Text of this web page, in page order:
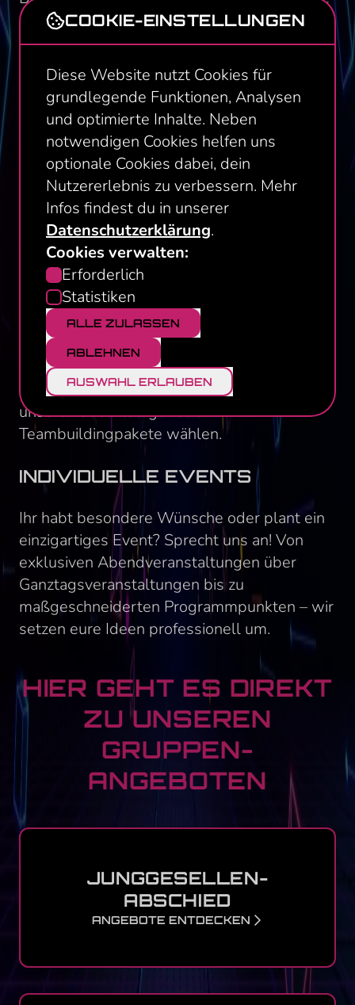
wetterunabhängige Location mit vielseitigen
Aktivitäten unter einem Dach.
GEBURTSTAG FÜR
ERWACHSENE
Unsere Pakete für Junggesellenabschiede
eignen sich auch hervorragend für euren
nächsten Geburtstag in Braunschweig. Darin
ist alles enthalten, um den Tag perfekt zu
machen.
VEREINE & GRUPPEN
Egal ob Sportverein, Jugendgruppe oder
Freundeskreis – bei uns findet jede Gruppe
das passende Erlebnis. Wenn ihr ein Paket
buchen möchtet, könnt ihr gerne eines
unserer Geburtstags- oder
Teambuildingpakete wählen.
INDIVIDUELLE EVENTS
Ihr habt besondere Wünsche oder plant ein
einzigartiges Event? Sprecht uns an! Von
exklusiven Abendveranstaltungen über
Ganztagsveranstaltungen bis zu
maßgeschneiderten Programmpunkten – wir
setzen eure Ideen professionell um.
HIER GEHT ES DIREKT
ZU UNSEREN
GRUPPEN-
ANGEBOTEN
JUNGGESELLEN-
ABSCHIED
ANGEBOTE ENTDECKEN
COOKIE-EINSTELLUNGEN
Diese Website nutzt Cookies für
grundlegende Funktionen, Analysen
und optimierte Inhalte. Neben
notwendigen Cookies helfen uns
optionale Cookies dabei, dein
Nutzererlebnis zu verbessern. Mehr
Infos findest du in unserer
Datenschutzerklärung.
Cookies verwalten:
Einwilligungsauswahl
Erforderlich
Statistiken
ALLE ZULASSEN
ABLEHNEN
AUSWAHL ERLAUBEN